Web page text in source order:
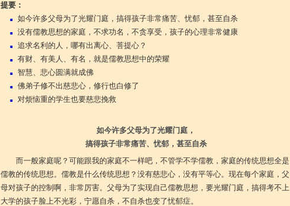
提要：
■ 如今许多父母为了光耀门庭，搞得孩子非常痛苦、忧郁，甚至自杀
■ 没有儒教思想的家庭，不求功名，不贪享受，孩子的心理非常健康
■ 追求名利的人，哪有出离心、菩提心？
■ 有财、有美人、有名，就是儒教思想中的荣耀
■ 智慧、悲心圆满就成佛
■ 佛弟子修不出慈悲心，修行也白修了
■ 对烦恼重的学生也要慈悲挽救
如今许多父母为了光耀门庭，
搞得孩子非常痛苦、忧郁，甚至自杀
而一般家庭呢？可能跟我的家庭不一样吧，不管学不学儒教，家庭的传统思想全是
儒教的传统思想。儒教是什么传统思想？没有慈悲心，没有平等心。现在每个家庭，父
母对孩子的控制啊，非常厉害。父母为了实现自己儒教思想，要光耀门庭，搞得考不上
大学的孩子脸上不光彩，宁愿自杀，不自杀也变了忧郁症。